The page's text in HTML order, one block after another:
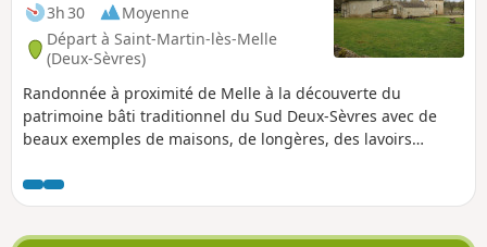
3h 30
Moyenne
Départ à Saint-Martin-lès-Melle
(Deux-Sèvres)
Randonnée à proximité de Melle à la découverte du
patrimoine bâti traditionnel du Sud Deux-Sèvres avec de
beaux exemples de maisons, de longères, des lavoirs
chapelle mais aussi de magnifiques paysages aux cultures
variées et de petits bois découpés par la Béronne.